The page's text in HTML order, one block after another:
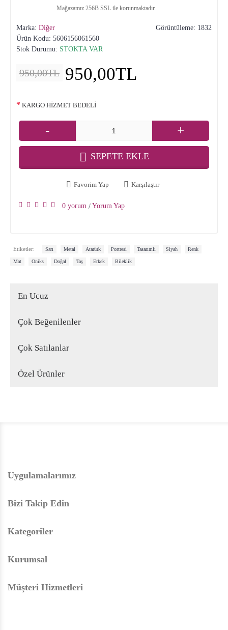
Mağazamız 256B SSL ile korunmaktadır.
Görüntüleme: 1832
Marka: Diğer
Ürün Kodu: 5606156061560
Stok Durumu: STOKTA VAR
950,00TL 950,00TL
KARGO HİZMET BEDELİ
- +
SEPETE EKLE
Favorim Yap Karşılaştır
0 yorum / Yorum Yap
Etiketler: Sarı Metal Atatürk Portresi Tasarımlı Siyah Renk
Mat Oniks Doğal Taş Erkek Bileklik
En Ucuz
Çok Beğenilenler
Çok Satılanlar
Özel Ürünler
Uygulamalarımız
Bizi Takip Edin
Kategoriler
Kurumsal
Müşteri Hizmetleri